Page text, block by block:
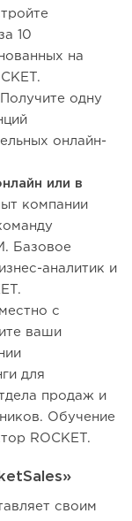
10
на
Получите одну
онлайн-
или в
компании
Базовое
аналитик и
с
ваши
для
продаж и
Обучение
ROCKET.
своим